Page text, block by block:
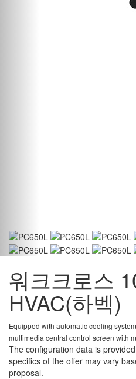
워크크로스
HVAC(하벡)
Equipped with automatic cooling
multimedia central control screen with
The configuration data is
specifics of the offer may vary
proposal.